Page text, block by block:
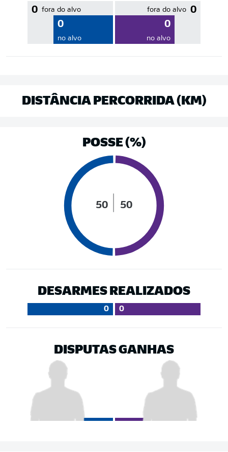
0 fora do alvo
0
no alvo
0
fora do alvo
0
no alvo
DISTÂNCIA PERCORRIDA (KM)
POSSE (%)
50 50
DESARMES REALIZADOS
0 0
DISPUTAS GANHAS